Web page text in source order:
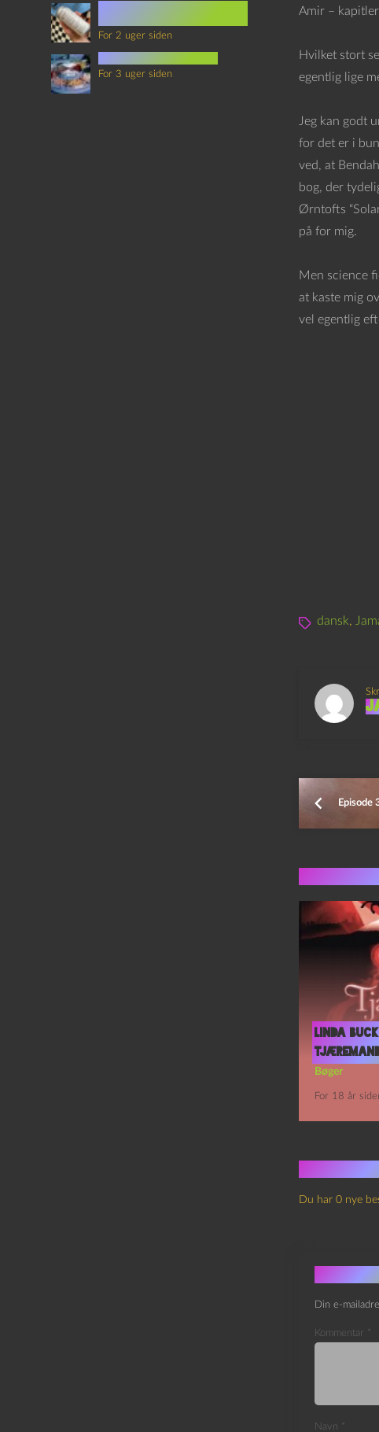
Amir –
Hvilket stort
egentlig lige
Jeg kan godt
for det er i
ved, at
bog, der
Ørntofts
på for mig.
Men science
at kaste mig
vel egentlig
dansk,
Episode
Linda
Bøger
For 18 år
Du har 0 nye
Skriv
Din e-
Kommentar *
Navn *
For 2 uger siden
For 3 uger siden